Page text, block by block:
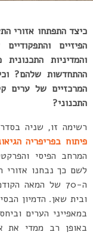
כיצד התפתחו אזורי
הפיזיים
והמדיניות
ההתחדשות שלהם?
המרכזיים של ערים
התכנוני?
רשימה זו, שניה
פיתוח בפריפריה
המרחב הפיסי
לשם כך נבחנו אזורי
ה-70 של המאה
ובית שאן. הדמיון
במאפייני הערים
באופן רב ממדי את